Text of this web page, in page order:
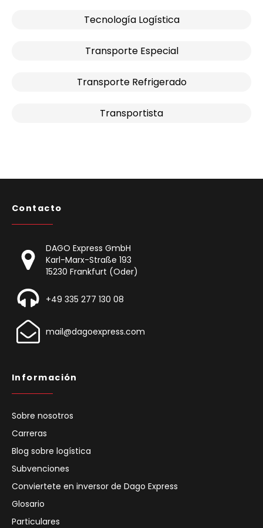
Tecnología Logística
Transporte Especial
Transporte Refrigerado
Transportista
Contacto
DAGO Express GmbH
Karl-Marx-Straße 193
15230 Frankfurt (Oder)
+49 335 277 130 08
mail@dagoexpress.com
Información
Sobre nosotros
Carreras
Blog sobre logística
Subvenciones
Conviertete en inversor de Dago Express
Glosario
Particulares